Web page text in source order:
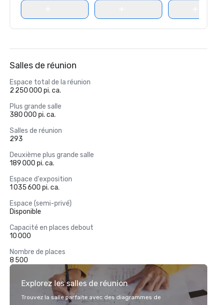
Salles de réunion
Espace total de la réunion
2 250 000 pi. ca.
Plus grande salle
380 000 pi. ca.
Salles de réunion
293
Deuxième plus grande salle
189 000 pi. ca.
Espace d'exposition
1 035 600 pi. ca.
Espace (semi-privé)
Disponible
Capacité en places debout
10 000
Nombre de places
8 500
Explorez les salles de réunion
Trouvez la salle parfaite avec des diagrammes de